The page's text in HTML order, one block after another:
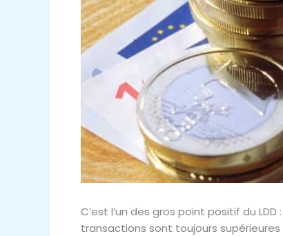
C’est l’un des gros point positif du LDD :
transactions sont toujours